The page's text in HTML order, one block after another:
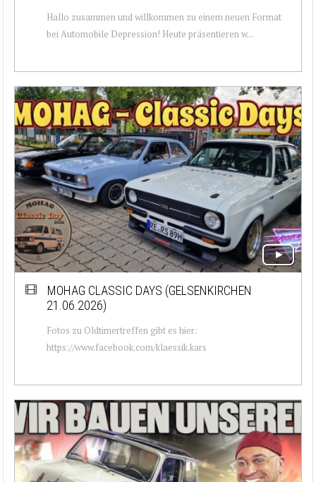
Hallo zusammen und willkommen zu einem neuen Format
bei Automobile Depression! Heute präsentieren w...
MOHAG CLASSIC DAYS (GELSENKIRCHEN
21.06.2026)
Fotos zu Oldtimertreffen gibt es hier:
https://www.facebook.com/klaessik.kars